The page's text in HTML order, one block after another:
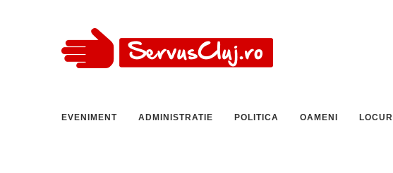
EVENIMENT ADMINISTRATIE POLITICA OAMENI LOCURI